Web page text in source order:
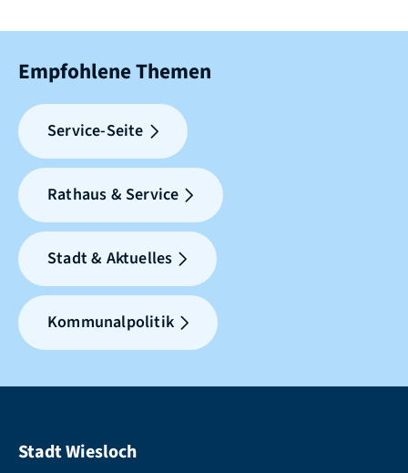
Empfohlene Themen
Service-Seite
Rathaus & Service
Stadt & Aktuelles
Kommunalpolitik
Stadt Wiesloch